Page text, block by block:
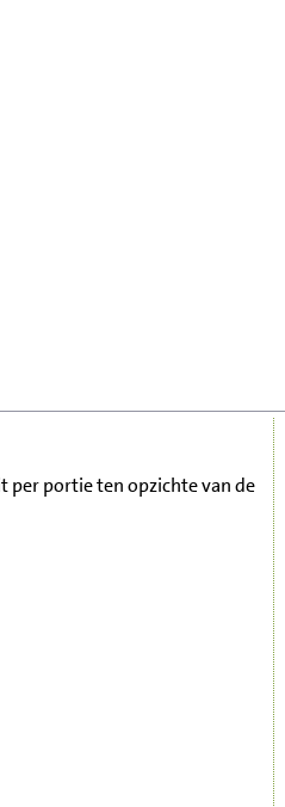
per portie ten opzichte van de